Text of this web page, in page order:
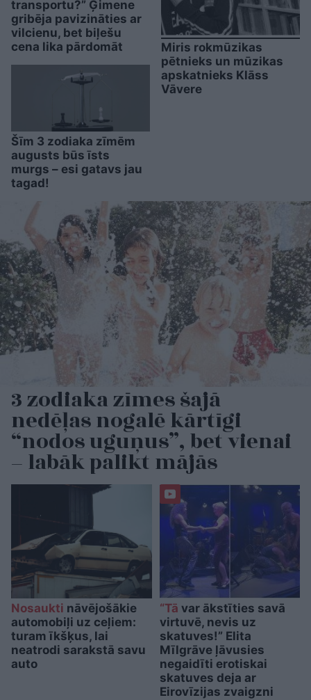
transportu?” Ģimene
gribēja pavizināties ar
vilcienu, bet biļešu
cena lika pārdomāt
Šīm 3 zodiaka zīmēm
augusts būs īsts
murgs – esi gatavs jau
tagad!
Miris rokmūzikas
pētnieks un mūzikas
apskatnieks Klāss
Vāvere
3 zodiaka zīmes šajā
nedēļas nogalē kārtīgi
“nodos uguņus”, bet vienai
– labāk palikt mājās
Nosaukti nāvējošākie
automobiļi uz ceļiem:
turam īkšķus, lai
neatrodi sarakstā savu
auto
“Tā var ākstīties savā
virtuvē, nevis uz
skatuves!” Elita
Mīlgrāve ļāvusies
negaidīti erotiskai
skatuves deja ar
Eirovīzijas zvaigzni